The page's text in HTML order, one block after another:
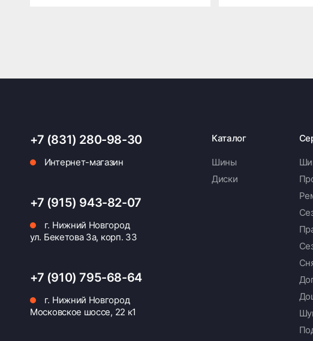
+7 (831) 280-98-30
Интернет-магазин
+7 (915) 943-82-07
г. Нижний Новгород
ул. Бекетова 3а, корп. 33
+7 (910) 795-68-64
г. Нижний Новгород
Московское шоссе, 22 к1
Каталог
Шины
Диски